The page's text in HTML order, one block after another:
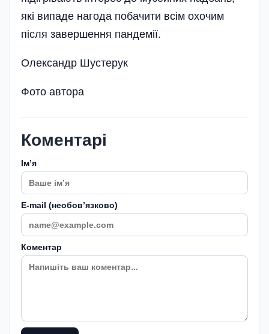
які випаде нагода побачити всім охочим
після завершення пандемії.
Олександр Шустерук
Фото автора
Коментарі
Імʼя
E-mail (необовʼязково)
Коментар